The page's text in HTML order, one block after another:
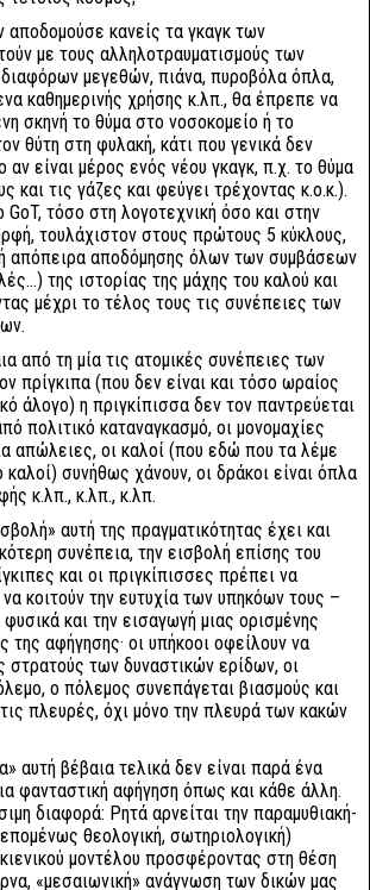
αποδομούσε κανείς τα γκαγκ των
με τους αλληλοτραυματισμούς των
μεγεθών, πιάνα, πυροβόλα όπλα,
καθημερινής χρήσης κ.λπ., θα έπρεπε να
σκηνή το θύμα στο νοσοκομείο ή το
θύτη στη φυλακή, κάτι που γενικά δεν
αν είναι μέρος ενός νέου γκαγκ, π.χ. το θύμα
και τις γάζες και φεύγει τρέχοντας κ.ο.κ.).
τόσο στη λογοτεχνική όσο και στην
τουλάχιστον στους πρώτους 5 κύκλους,
απόπειρα αποδόμησης όλων των συμβάσεων
της ιστορίας της μάχης του καλού και
μέχρι το τέλος τους τις συνέπειες των
από τη μία τις ατομικές συνέπειες των
πρίγκιπα (που δεν είναι και τόσο ωραίος
άλογο) η πριγκίπισσα δεν τον παντρεύεται
πολιτικό καταναγκασμό, οι μονομαχίες
απώλειες, οι καλοί (που εδώ που τα λέμε
καλοί) συνήθως χάνουν, οι δράκοι είναι όπλα
κ.λπ., κ.λπ., κ.λπ.
αυτή της πραγματικότητας έχει και
συνέπεια, την εισβολή επίσης του
και οι πριγκίπισσες πρέπει να
κοιτούν την ευτυχία των υπηκόων τους –
και την εισαγωγή μιας ορισμένης
της αφήγησης· οι υπήκοοι οφείλουν να
στρατούς των δυναστικών ερίδων, οι
ο πόλεμος συνεπάγεται βιασμούς και
πλευρές, όχι μόνο την πλευρά των κακών
αυτή βέβαια τελικά δεν είναι παρά ένα
φανταστική αφήγηση όπως και κάθε άλλη.
διαφορά: Ρητά αρνείται την παραμυθιακή-
επομένως θεολογική, σωτηριολογική)
μοντέλου προσφέροντας στη θέση
«μεσαιωνική» ανάγνωση των δικών μας